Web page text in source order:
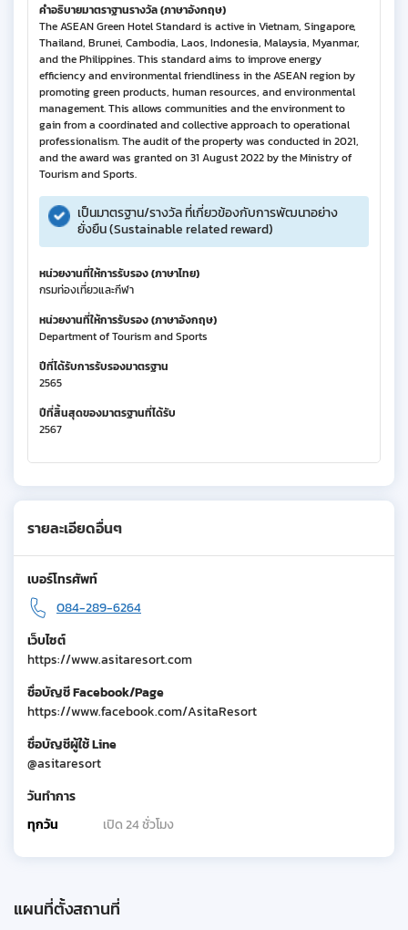
คำอธิบายมาตราฐานรางวัล (ภาษาอังกฤษ)
The ASEAN Green Hotel Standard is active in Vietnam, Singapore,
Thailand, Brunei, Cambodia, Laos, Indonesia, Malaysia, Myanmar,
and the Philippines. This standard aims to improve energy
efficiency and environmental friendliness in the ASEAN region by
promoting green products, human resources, and environmental
management. This allows communities and the environment to
gain from a coordinated and collective approach to operational
professionalism. The audit of the property was conducted in 2021,
and the award was granted on 31 August 2022 by the Ministry of
Tourism and Sports.
เป็นมาตรฐาน/รางวัล ที่เกี่ยวข้องกับการพัฒนาอย่าง
ยั่งยืน (Sustainable related reward)
หน่วยงานที่ให้การรับรอง (ภาษาไทย)
กรมท่องเที่ยวและกีฬา
หน่วยงานที่ให้การรับรอง (ภาษาอังกฤษ)
Department of Tourism and Sports
ปีที่ได้รับการรับรองมาตรฐาน
2565
ปีที่สิ้นสุดของมาตรฐานที่ได้รับ
2567
รายละเอียดอื่นๆ
เบอร์โทรศัพท์
084-289-6264
เว็บไซต์
https://www.asitaresort.com
ชื่อบัญชี Facebook/Page
https://www.facebook.com/AsitaResort
ชื่อบัญชีผู้ใช้ Line
@asitaresort
วันทำการ
ทุกวัน
เปิด 24 ชั่วโมง
แผนที่ตั้งสถานที่